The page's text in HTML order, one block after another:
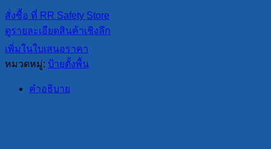
สั่งซื้อ ที่ RR Safety Store
ดูรายละเอียดสินค้าเชิงลึก
เพิ่มในใบเสนอราคา
หมวดหมู่: ป้ายตั้งพื้น
คำอธิบาย